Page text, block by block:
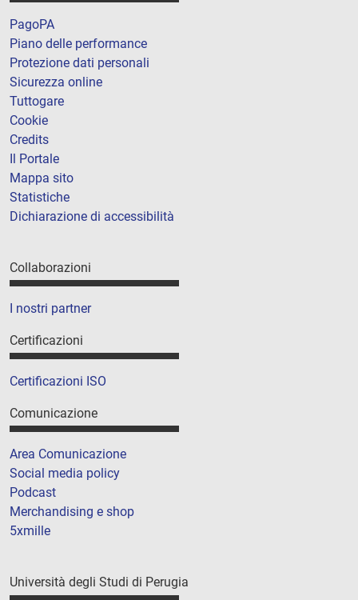
PagoPA
Piano delle performance
Protezione dati personali
Sicurezza online
Tuttogare
Cookie
Credits
Il Portale
Mappa sito
Statistiche
Dichiarazione di accessibilità
Collaborazioni
I nostri partner
Certificazioni
Certificazioni ISO
Comunicazione
Area Comunicazione
Social media policy
Podcast
Merchandising e shop
5xmille
Università degli Studi di Perugia